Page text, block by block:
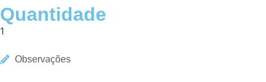
Quantidade
1
Observações